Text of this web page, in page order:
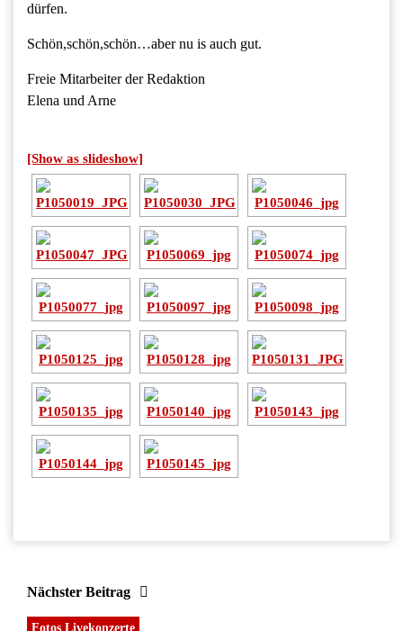
dürfen.
Schön,schön,schön…aber nu is auch gut.
Freie Mitarbeiter der Redaktion
Elena und Arne
[Show as slideshow]
Nächster Beitrag
Fotos Livekonzerte